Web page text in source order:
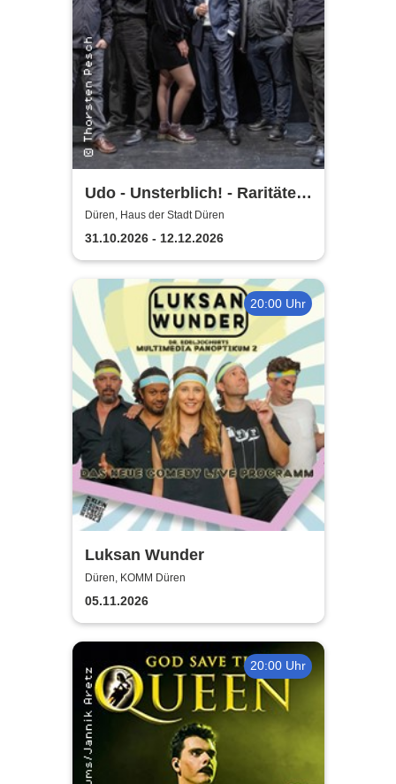
Udo - Unsterblich! - Raritäten-
Band
Düren, Haus der Stadt Düren
31.10.2026 - 12.12.2026
20:00 Uhr
Luksan Wunder
Düren, KOMM Düren
05.11.2026
20:00 Uhr